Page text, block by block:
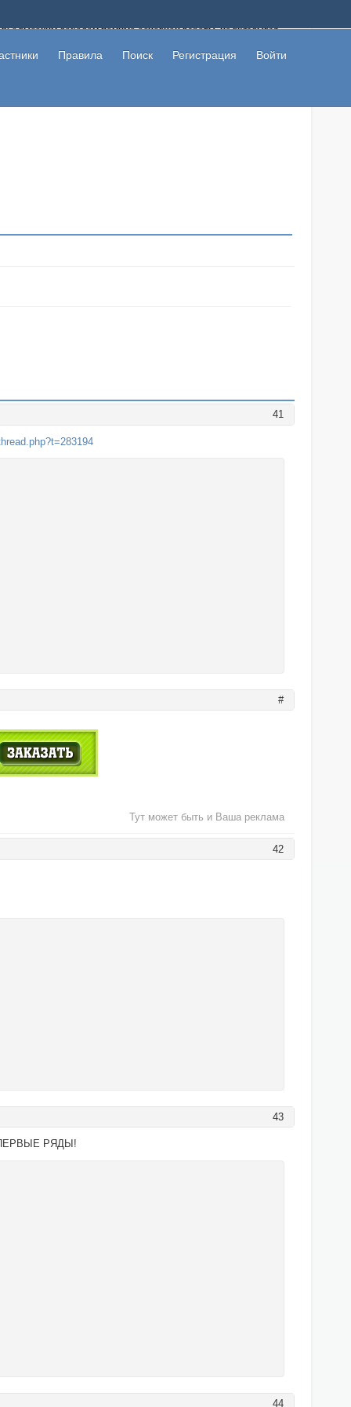
с высоким доходом помимо основной работы, не вкладывая
не попались на развод. Вы сможете начать зарабатывать
Правила Поиск Регистрация Войти
41
#
Тут может быть и Ваша реклама
42
43
РЯДЫ!
44